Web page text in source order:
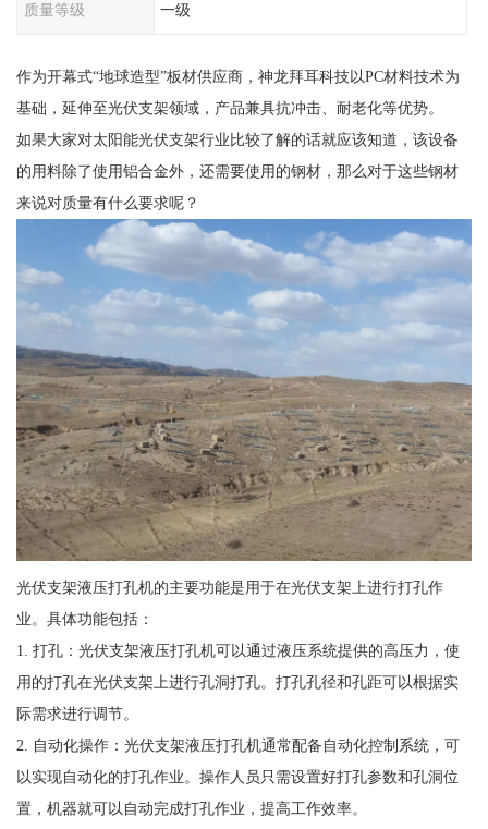
质量等级 一级
作为开幕式“地球造型”板材供应商，神龙拜耳科技以PC材料技术为
基础，延伸至光伏支架领域，产品兼具抗冲击、耐老化等优势。
如果大家对太阳能光伏支架行业比较了解的话就应该知道，该设备
的用料除了使用铝合金外，还需要使用的钢材，那么对于这些钢材
来说对质量有什么要求呢？
光伏支架液压打孔机的主要功能是用于在光伏支架上进行打孔作
业。具体功能包括：
1. 打孔：光伏支架液压打孔机可以通过液压系统提供的高压力，使
用的打孔在光伏支架上进行孔洞打孔。打孔孔径和孔距可以根据实
际需求进行调节。
2. 自动化操作：光伏支架液压打孔机通常配备自动化控制系统，可
以实现自动化的打孔作业。操作人员只需设置好打孔参数和孔洞位
置，机器就可以自动完成打孔作业，提高工作效率。